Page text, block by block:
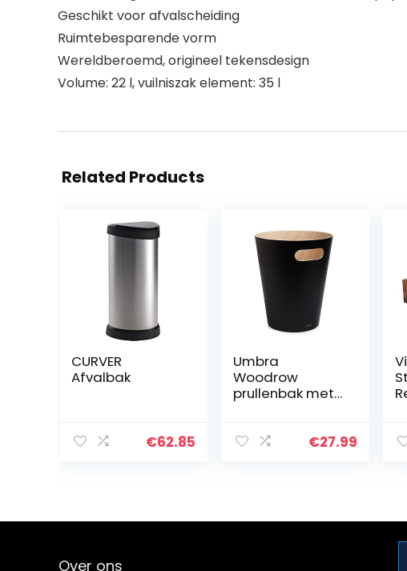
Geschikt voor afvalscheiding
Ruimtebesparende vorm
Wereldberoemd, origineel tekensdesign
Volume: 22 l, vuilniszak element: 35 l
Related Products
CURVER
Afvalbak
€62.85
Umbra
Woodrow
prullenbak met
Beukenhout,€27.99
Over ons